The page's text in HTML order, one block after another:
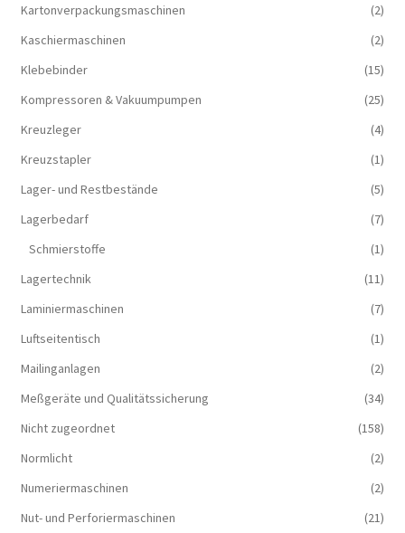
Kartonverpackungsmaschinen
(2)
Kaschiermaschinen
(2)
Klebebinder
(15)
Kompressoren & Vakuum­pumpen
(25)
Kreuzleger
(4)
Kreuzstapler
(1)
Lager- und Restbestände
(5)
Lagerbedarf
(7)
Schmierstoffe
(1)
Lagertechnik
(11)
Laminiermaschinen
(7)
Luftseitentisch
(1)
Mailinganlagen
(2)
Meßgeräte und Qualitätssicherung
(34)
Nicht zugeordnet
(158)
Normlicht
(2)
Numeriermaschinen
(2)
Nut- und Perforiermaschinen
(21)